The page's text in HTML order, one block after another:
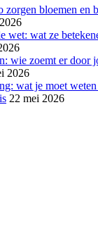
zorgen bloemen en
wet: wat ze
wie zoemt er door
2026
wat je moet
22 mei 2026